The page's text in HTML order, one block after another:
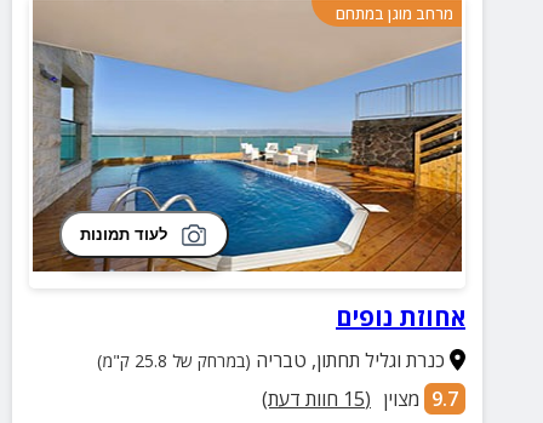
מרחב מוגן במתחם
לעוד תמונות
אחוזת נופים
כנרת וגליל תחתון, טבריה (במרחק של 25.8 ק"מ)
9.7 מצוין (
15 חוות דעת)